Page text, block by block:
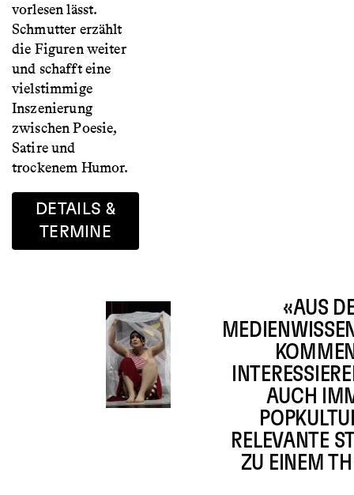
vorlesen lässt.
Schmutter erzählt
die Figuren weiter
und schafft eine
vielstimmige
Inszenierung
zwischen Poesie,
Satire und
trockenem Humor.
DETAILS &
TERMINE
«AUS
AUCH
RELEVANTE
ZU EINEM